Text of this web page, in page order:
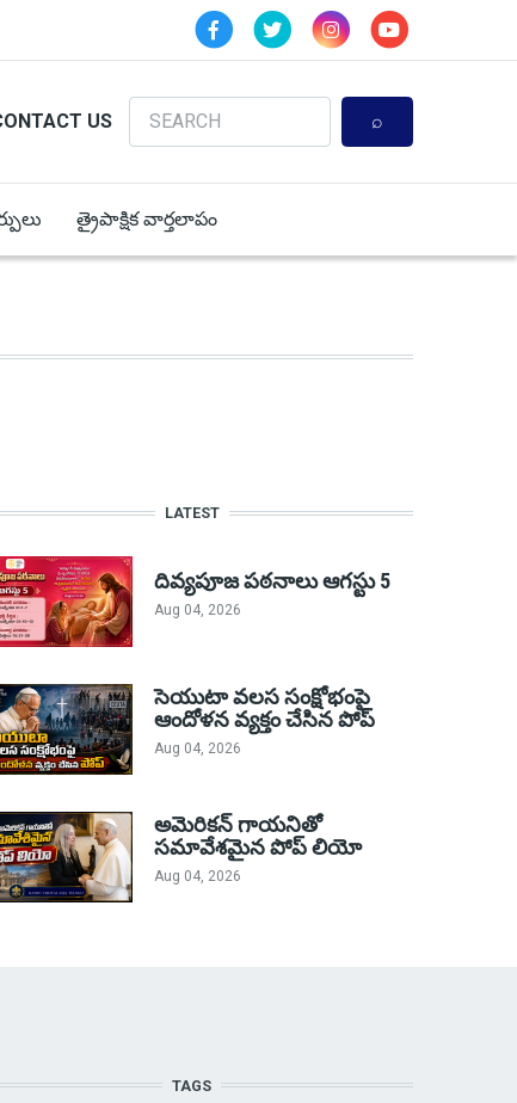
US
Search
త్రైపాక్షిక వార్తలాపం
LATEST
దివ్యపూజ పఠనాలు ఆగస్టు 5
Aug 04, 2026
సెయుటా వలస సంక్షోభంపై
ఆందోళన వ్యక్తం చేసిన పోప్
Aug 04, 2026
అమెరికన్ గాయనితో
సమావేశమైన పోప్ లియో
Aug 04, 2026
TAGS